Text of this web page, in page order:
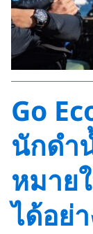
Go
นักดำ
หมาย
ได้อย่